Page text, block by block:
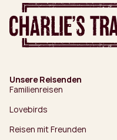
Unsere Reisenden
Familienreisen
Lovebirds
Reisen mit Freunden